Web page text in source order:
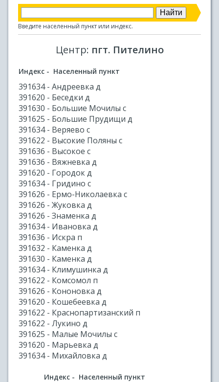
Введите населенный пункт или индекс.
Центр: пгт. Пителино
Индекс - Населенный пункт
391634 - Андреевка д
391620 - Беседки д
391630 - Большие Мочилы с
391625 - Большие Прудищи д
391634 - Веряево с
391622 - Высокие Поляны с
391636 - Высокое с
391636 - Вяжневка д
391620 - Городок д
391634 - Гридино с
391626 - Ермо-Николаевка с
391626 - Жуковка д
391626 - Знаменка д
391634 - Ивановка д
391636 - Искра п
391632 - Каменка д
391630 - Каменка д
391634 - Климушинка д
391622 - Комсомол п
391626 - Кононовка д
391620 - Кошебеевка д
391622 - Краснопартизанский п
391622 - Лукино д
391625 - Малые Мочилы с
391620 - Марьевка д
391634 - Михайловка д
Индекс - Населенный пункт